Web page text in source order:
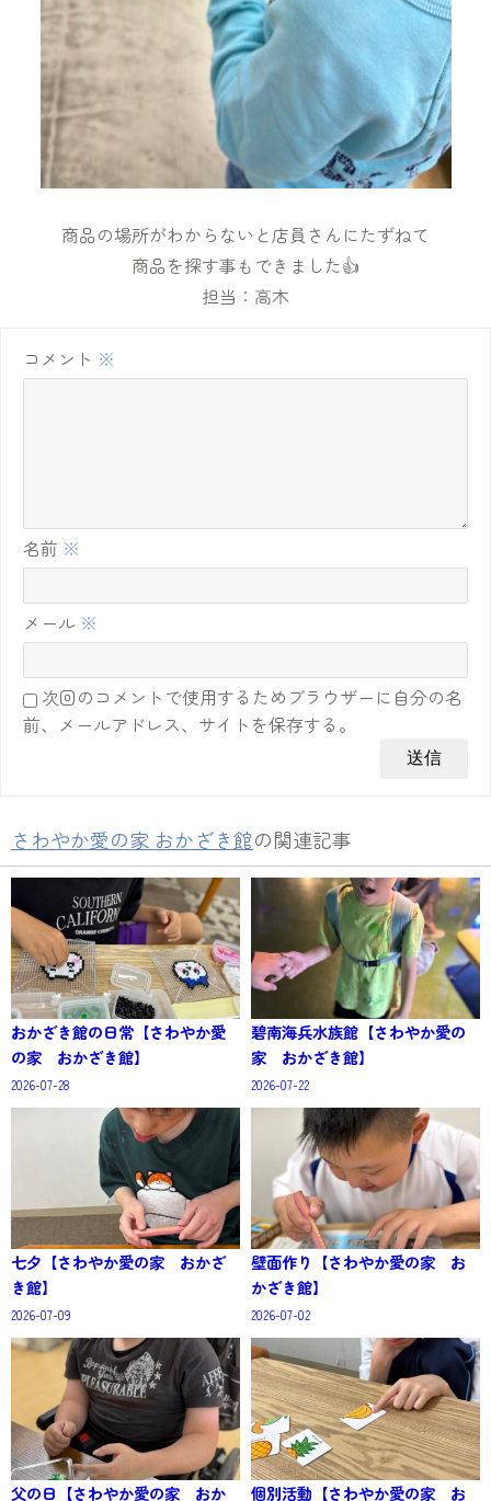
商品の場所がわからないと店員さんにたずねて
商品を探す事もできました👍
担当：高木
コメント ※
名前 ※
メール ※
次回のコメントで使用するためブラウザーに自分の名
前、メールアドレス、サイトを保存する。
さわやか愛の家 おかざき館の関連記事
おかざき館の日常【さわやか愛
の家 おかざき館】
2026-07-28
碧南海兵水族館【さわやか愛の
家 おかざき館】
2026-07-22
七夕【さわやか愛の家 おかざ
き館】
2026-07-09
壁面作り【さわやか愛の家 お
かざき館】
2026-07-02
父の日【さわやか愛の家 おか 個別活動【さわやか愛の家 お